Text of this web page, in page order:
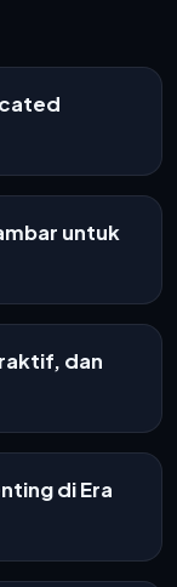
untuk
dan
di Era